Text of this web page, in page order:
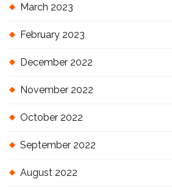
March 2023
February 2023
December 2022
November 2022
October 2022
September 2022
August 2022